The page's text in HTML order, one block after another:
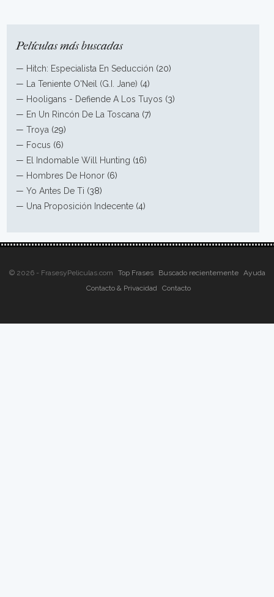
Películas más buscadas
— Hitch: Especialista En Seducción (20)
—
La Teniente O'Neil (G.I. Jane) (4)
— Hooligans - Defiende A Los Tuyos (3)
— En Un Rincón De La Toscana (7)
—Troya (29)
— Focus (6)
— El Indomable Will Hunting (16)
— Hombres De Honor (6)
—Yo Antes De Ti (38)
— Una Proposición Indecente (4)
© 2026 - FrasesyPeliculas.com Top Frases Buscado recientemente
Ayuda
Contacto & Privacidad
Contacto